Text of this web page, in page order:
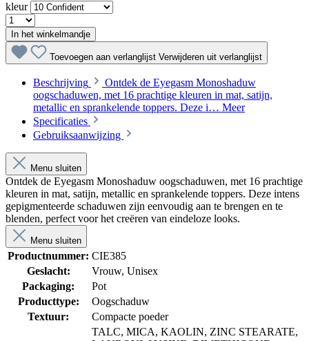
kleur
In het winkelmandje
Toevoegen aan verlanglijst Verwijderen uit verlanglijst
Beschrijving
Ontdek de Eyegasm Monoshaduw
oogschaduwen, met 16 prachtige kleuren in mat, satijn,
metallic en sprankelende toppers. Deze i… Meer
Specificaties
Gebruiksaanwijzing
Menu sluiten
Ontdek de Eyegasm Monoshaduw oogschaduwen, met 16 prachtige
kleuren in mat, satijn, metallic en sprankelende toppers. Deze intens
gepigmenteerde schaduwen zijn eenvoudig aan te brengen en te
blenden, perfect voor het creëren van eindeloze looks.
Menu sluiten
Productnummer: CIE385
Geslacht:
Vrouw, Unisex
Packaging:
Pot
Producttype:
Oogschaduw
Textuur:
Compacte poeder
TALC, MICA, KAOLIN, ZINC STEARATE,